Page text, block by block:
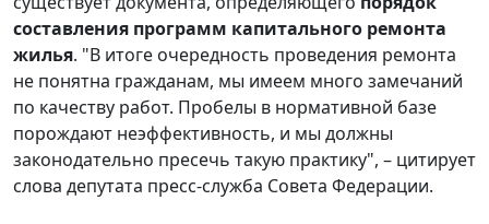
составления программ капитального ремонта
жилья. "В итоге очередность проведения ремонта
не понятна гражданам, мы имеем много замечаний
по качеству работ. Пробелы в нормативной базе
порождают неэффективность, и мы должны
законодательно пресечь такую практику", – цитирует
слова депутата пресс-служба Совета Федерации.